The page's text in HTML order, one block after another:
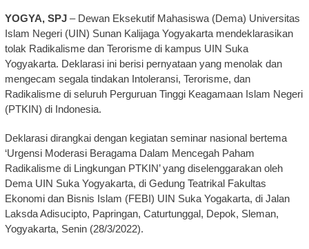
YOGYA, SPJ– Dewan Eksekutif Mahasiswa (Dema) Universitas
Islam Negeri (UIN) Sunan Kalijaga Yogyakarta mendeklarasikan
tolak Radikalisme dan Terorisme di kampus UIN Suka
Yogyakarta. Deklarasi ini berisi pernyataan yang menolak dan
mengecam segala tindakan Intoleransi, Terorisme, dan
Radikalisme di seluruh Perguruan Tinggi Keagamaan Islam Negeri
(PTKIN) di Indonesia.
Deklarasi dirangkai dengan kegiatan seminar nasional bertema
‘Urgensi Moderasi Beragama Dalam Mencegah Paham
Radikalisme di Lingkungan PTKIN’ yang diselenggarakan oleh
Dema UIN Suka Yogyakarta, di Gedung Teatrikal Fakultas
Ekonomi dan Bisnis Islam (FEBI) UIN Suka Yogakarta, di Jalan
Laksda Adisucipto, Papringan, Caturtunggal, Depok, Sleman,
Yogyakarta, Senin (28/3/2022).